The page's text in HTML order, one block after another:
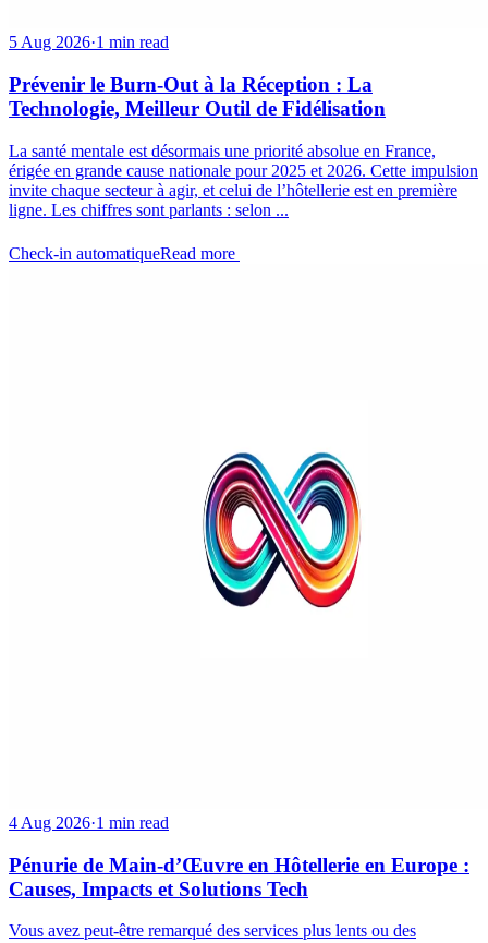
5 Aug 2026·1 min read
Prévenir le Burn-Out à la Réception : La
Technologie, Meilleur Outil de Fidélisation
La santé mentale est désormais une priorité absolue en France,
érigée en grande cause nationale pour 2025 et 2026. Cette impulsion
invite chaque secteur à agir, et celui de l’hôtellerie est en première
ligne. Les chiffres sont parlants : selon ...
Check-in automatiqueRead more
4 Aug 2026·1 min read
Pénurie de Main-d’Œuvre en Hôtellerie en Europe :
Causes, Impacts et Solutions Tech
Vous avez peut-être remarqué des services plus lents ou des